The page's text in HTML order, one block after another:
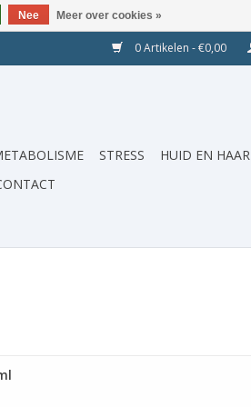
0 Artikelen - €0,00
STRESS HUID EN HAAR
Nee Meer over cookies »